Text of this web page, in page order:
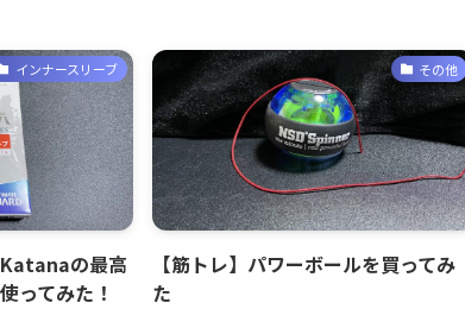
インナースリーブ
Katanaの最高
ってみた！
その他
【筋トレ】パワーボールを買ってみ
た